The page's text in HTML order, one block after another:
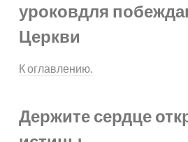
уроковдля
Церкви
К оглавлению.
Держите сердце